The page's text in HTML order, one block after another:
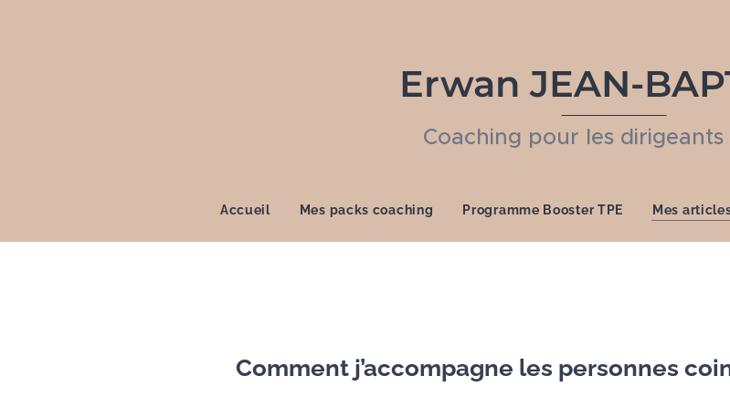
Erwan JEAN-
Coaching pour les dirigeants
Accueil Mes packs coaching Programme Booster TPE Mes
Comment j’accompagne les personnes